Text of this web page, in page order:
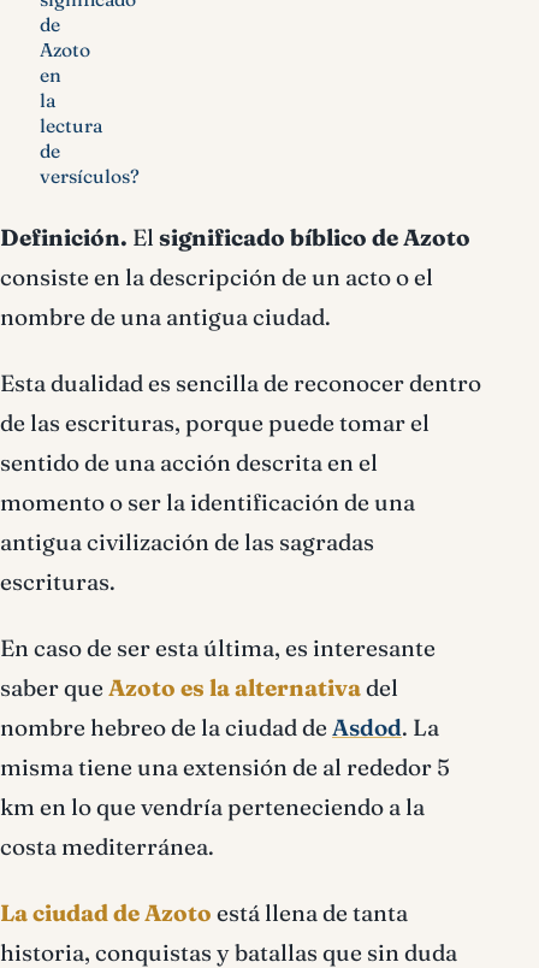
de
Azoto
en
la
lectura
de
versículos?
Definición. El significado bíblico de Azoto
consiste en la descripción de un acto o el
nombre de una antigua ciudad.
Esta dualidad es sencilla de reconocer dentro
de las escrituras, porque puede tomar el
sentido de una acción descrita en el
momento o ser la identificación de una
antigua civilización de las sagradas
escrituras.
En caso de ser esta última, es interesante
saber que Azoto es la alternativadel
nombre hebreo de la ciudad de Asdod. La
misma tiene una extensión de al rededor 5
km en lo que vendría perteneciendo a la
costa mediterránea.
La ciudad de Azoto está llena de tanta
historia, conquistas y batallas que sin duda